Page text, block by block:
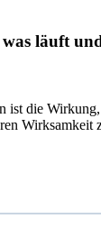
was läuft
ist die
Wirksamkeit